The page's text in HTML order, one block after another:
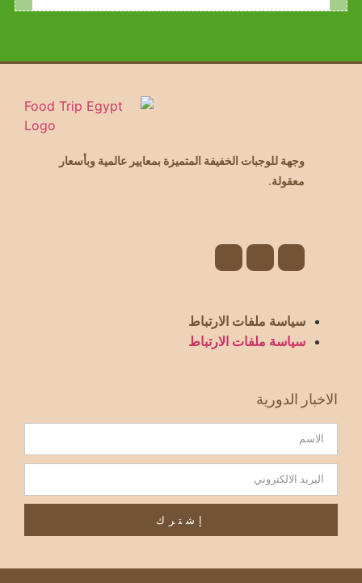
وجهة للوجبات الخفيفة المتميزة بمعايير عالمية وبأسعار
معقولة.
سياسة ملفات الارتباط
سياسة ملفات الارتباط
الاخبار الدورية
إشترك